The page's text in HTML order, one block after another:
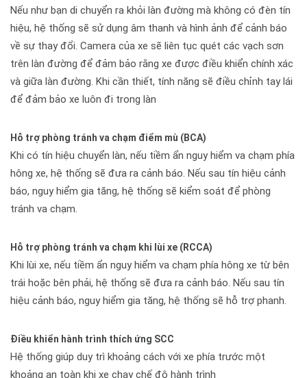
Nếu như bạn di chuyển ra khỏi làn đường mà không có đèn tín
hiệu, hệ thống sẽ sử dụng âm thanh và hình ảnh để cảnh báo
về sự thay đổi. Camera của xe sẽ liên tục quét các vạch sơn
trên làn đường để đảm bảo rằng xe được điều khiển chính xác
và giữa làn đường. Khi cần thiết, tính năng sẽ điều chỉnh tay lái
để đảm bảo xe luôn đi trong làn
Hỗ trợ phòng tránh va chạm điểm mù (BCA)
Khi có tín hiệu chuyển làn, nếu tiềm ẩn nguy hiểm va chạm phía
hông xe, hệ thống sẽ đưa ra cảnh báo. Nếu sau tín hiệu cảnh
báo, nguy hiểm gia tăng, hệ thống sẽ kiểm soát để phòng
tránh va chạm.
Hỗ trợ phòng tránh va chạm khi lùi xe (RCCA)
Khi lùi xe, nếu tiềm ẩn nguy hiểm va chạm phía hông xe từ bên
trái hoặc bên phải, hệ thống sẽ đưa ra cảnh báo. Nếu sau tín
hiệu cảnh báo, nguy hiểm gia tăng, hệ thống sẽ hỗ trợ phanh.
Điều khiển hành trình thích ứng SCC
Hệ thống giúp duy trì khoảng cách với xe phía trước một
khoảng an toàn khi xe chạy chế độ hành trình